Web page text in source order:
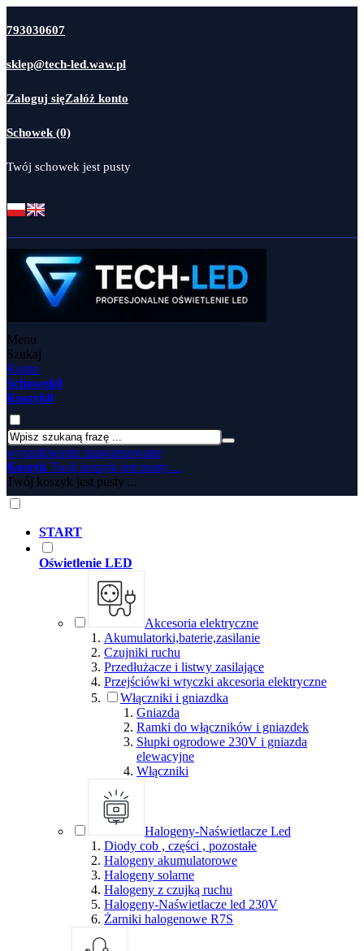
793030607
sklep@tech-led.waw.pl
Zaloguj sięZałóż konto
Schowek (0)
Twój schowek jest pusty
Menu
Szukaj
Konto
Schowek0
Koszyk0
wyszukiwanie zaawansowane
Koszyk Twój koszyk jest pusty ...
Twój koszyk jest pusty ...
START
Oświetlenie LED
Akcesoria elektryczne
Akumulatorki,baterie,zasilanie
Czujniki ruchu
Przedłużacze i listwy zasilające
Przejściówki wtyczki akcesoria elektryczne
Włączniki i gniazdka
Gniazda
Ramki do włączników i gniazdek
Słupki ogrodowe 230V i gniazda
elewacyjne
Włączniki
Halogeny-Naświetlacze Led
Diody cob , części , pozostałe
Halogeny akumulatorowe
Halogeny solarne
Halogeny z czujką ruchu
Halogeny-Naświetlacze led 230V
Żarniki halogenowe R7S